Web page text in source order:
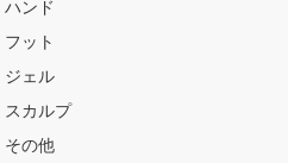
ハンド
フット
ジェル
スカルプ
その他